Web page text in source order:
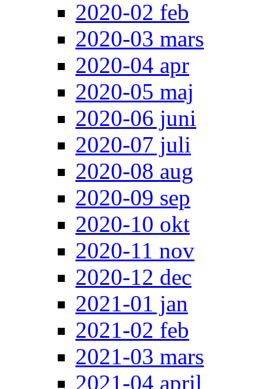
2020-02 feb
2020-03 mars
2020-04 apr
2020-05 maj
2020-06 juni
2020-07 juli
2020-08 aug
2020-09 sep
2020-10 okt
2020-11 nov
2020-12 dec
2021-01 jan
2021-02 feb
2021-03 mars
2021-04 april